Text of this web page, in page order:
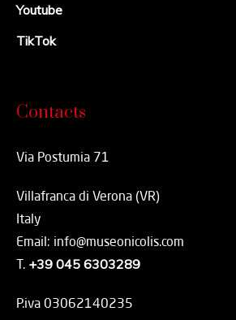
Youtube
TikTok
Contacts
Via Postumia 71
Villafranca di Verona (VR)
Italy
Email: info@museonicolis.com
T. +39 045 6303289
P.iva 03062140235